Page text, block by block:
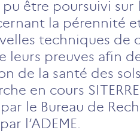
pu être poursuivi
la pérennité
techniques de
preuves afin
de la santé des
en cours
le Bureau de
l’ADEME.